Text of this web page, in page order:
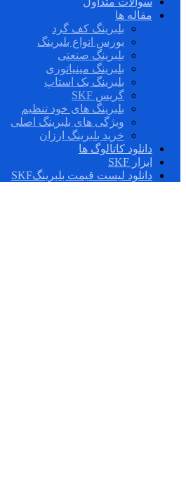
مقاله ها
بلبرینگ کف گرد
بورس انواع بلبرینگ
بلبرینگ صنعتی
بلبرینگ مینیاتوری
بلبرینگ بک استاپ
گریس SKF
بلبرینگ های خود تنظیم
ویژگی های بلبرینگ اصلی
خرید بلبرینگ ارزان
دانلود کاتالوگ ها
ابزار SKF
دانلود لیست قیمت بلبرینگSKF